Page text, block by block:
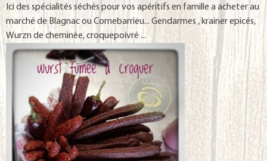
Ici des spécialités séchés pour vos apéritifs en famille a acheter au
marché de Blagnac ou Cornebarrieu... Gendarmes , krainer epicés,
Wurzn de cheminée, croquepoivré ...